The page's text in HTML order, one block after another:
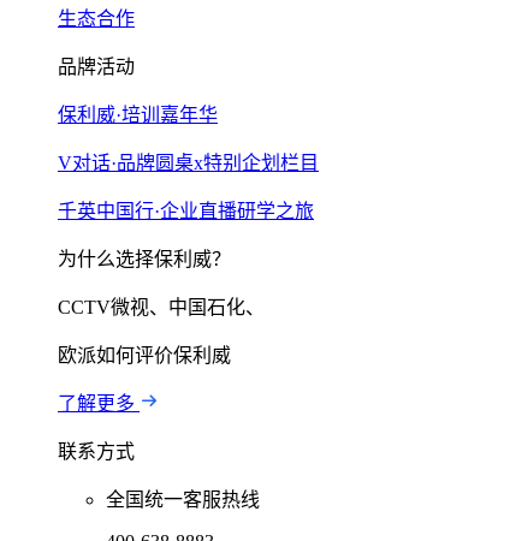
生态合作
品牌活动
保利威·培训嘉年华
V对话·品牌圆桌x特别企划栏目
千英中国行·企业直播研学之旅
为什么选择保利威？
CCTV微视、中国石化、
欧派如何评价保利威
了解更多
联系方式
全国统一客服热线